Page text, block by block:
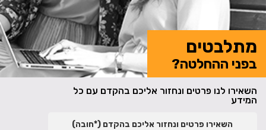
מתלבטים
בפני ההחלטה?
השאירו לנו פרטים ונחזור אליכם בהקדם עם כל
המידע
השאירו פרטים ונחזור אליכם בהקדם (*חובה)